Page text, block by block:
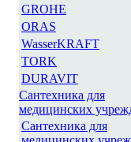
GROHE
ORAS
WasserKRAFT
TORK
DURAVIT
Сантехника для
медицинских
Сантехника для